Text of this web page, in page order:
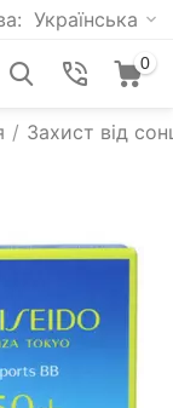
Українська
0
/ Захист від